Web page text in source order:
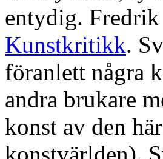
entydig.
Kunstkritikk.
föranlett några
andra brukare
konst av den
konstvärlden).